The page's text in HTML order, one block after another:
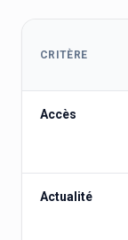
CRITÈRE
Accès
Actualité